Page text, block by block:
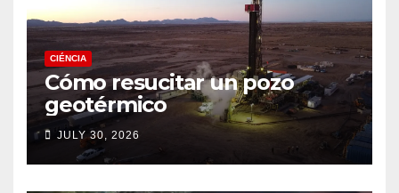
CIÉNCIA
Cómo resucitar un pozo
geotérmico
JULY 30, 2026